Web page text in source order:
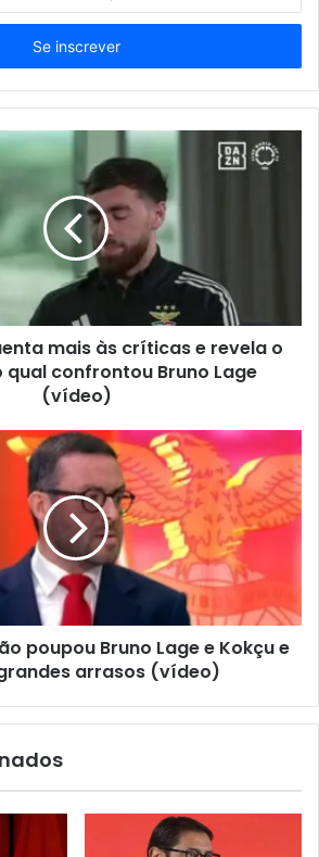
mais às críticas e revela o
confrontou Bruno Lage
(vídeo)
poupou Bruno Lage e Kokçu e
arrasos (vídeo)